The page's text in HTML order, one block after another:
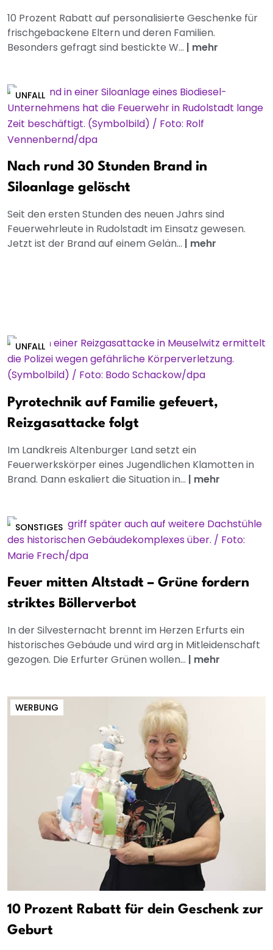
10 Prozent Rabatt auf personalisierte Geschenke für
frischgebackene Eltern und deren Familien.
Besonders gefragt sind bestickte W... | mehr
UNFALL
Nach rund 30 Stunden Brand in
Siloanlage gelöscht
Seit den ersten Stunden des neuen Jahrs sind
Feuerwehrleute in Rudolstadt im Einsatz gewesen.
Jetzt ist der Brand auf einem Gelän... | mehr
UNFALL
Pyrotechnik auf Familie gefeuert,
Reizgasattacke folgt
Im Landkreis Altenburger Land setzt ein
Feuerwerkskörper eines Jugendlichen Klamotten in
Brand. Dann eskaliert die Situation in... | mehr
SONSTIGES
Feuer mitten Altstadt – Grüne fordern
striktes Böllerverbot
In der Silvesternacht brennt im Herzen Erfurts ein
historisches Gebäude und wird arg in Mitleidenschaft
gezogen. Die Erfurter Grünen wollen... | mehr
WERBUNG
10 Prozent Rabatt für dein Geschenk zur
Geburt